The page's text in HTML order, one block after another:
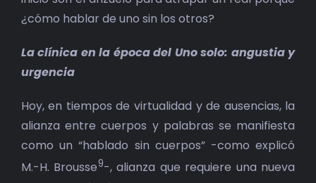
¿cómo hablar de uno sin los otros?
La clínica en la época del Uno solo: angustia y
urgencia
Hoy, en tiempos de virtualidad y de ausencias, la
alianza entre cuerpos y palabras se manifiesta
como un “hablado sin cuerpos” -como explicó
M.-H. Brousse9-, alianza que requiere una nueva